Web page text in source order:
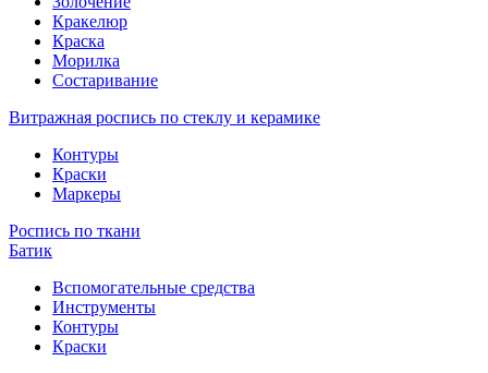
Кракелюр
Краска
Морилка
Состаривание
Витражная роспись по стеклу и керамике
Контуры
Краски
Маркеры
Роспись по ткани
Батик
Вспомогательные средства
Инструменты
Контуры
Краски